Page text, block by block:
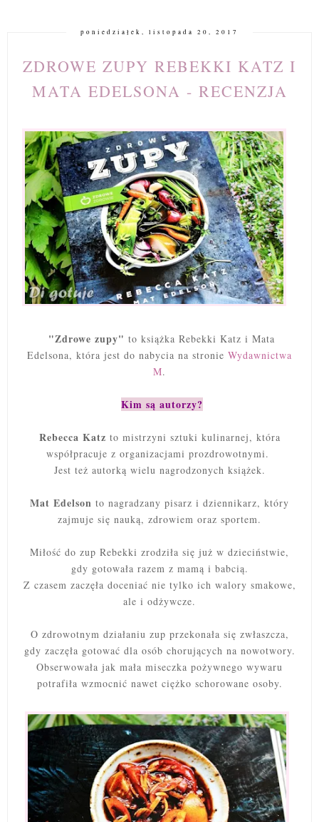
poniedziałek, listopada 20, 2017
ZDROWE ZUPY REBEKKI KATZ I
MATA EDELSONA - RECENZJA
"Zdrowe zupy" to książka Rebekki Katz i Mata
Edelsona, która jest do nabycia na stronie Wydawnictwa
M.
Kim są autorzy?
Rebecca Katz to mistrzyni sztuki kulinarnej, która
współpracuje z organizacjami prozdrowotnymi.
Jest też autorką wielu nagrodzonych książek.
Mat Edelson to nagradzany pisarz i dziennikarz, który
zajmuje się nauką, zdrowiem oraz sportem.
Miłość do zup Rebekki zrodziła się już w dzieciństwie,
gdy gotowała razem z mamą i babcią.
Z czasem zaczęła doceniać nie tylko ich walory smakowe,
ale i odżywcze.
O zdrowotnym działaniu zup przekonała się zwłaszcza,
gdy zaczęła gotować dla osób chorujących na nowotwory.
Obserwowała jak mała miseczka pożywnego wywaru
potrafiła wzmocnić nawet ciężko schorowane osoby.